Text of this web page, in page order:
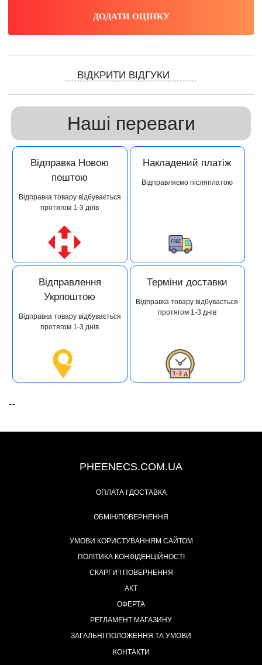
ВІДКРИТИ ВІДГУКИ
Наші переваги
Відправка Новою
поштою
Відправка товару відбувається
протягом 1-3 днів
Накладений платіж
Відправляємо післяплатою
Відправлення
Укрпоштою
Відправка товару відбувається
протягом 1-3 днів
Терміни доставки
Відправка товару відбувається
протягом 1-3 днів
--
PHEENECS.COM.UA
ОПЛАТА І ДОСТАВКА
ОБМІН/ПОВЕРНЕННЯ
УМОВИ КОРИСТУВАННЯМ САЙТОМ
ПОЛІТИКА КОНФІДЕНЦІЙНОСТІ
СКАРГИ І ПОВЕРНЕННЯ
АКТ
ОФЕРТА
РЕГЛАМЕНТ МАГАЗИНУ
ЗАГАЛЬНІ ПОЛОЖЕННЯ ТА УМОВИ
КОНТАКТИ